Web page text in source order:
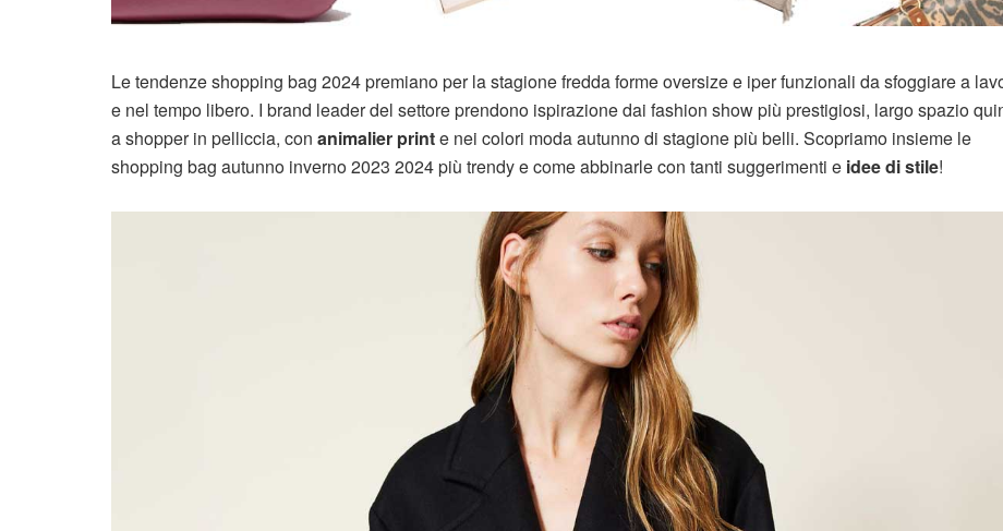
Le tendenze shopping bag 2024 premiano per la stagione fredda forme oversize e iper funzionali da sfoggiare a
e nel tempo libero. I brand leader del settore prendono ispirazione dai fashion show più prestigiosi, largo spazio
a shopper in pelliccia, con animalier printe nei colori moda autunno di stagione più belli. Scopriamo insieme le
shopping bag autunno inverno 2023 2024 più trendy e come abbinarle con tanti suggerimenti e idee di stile!